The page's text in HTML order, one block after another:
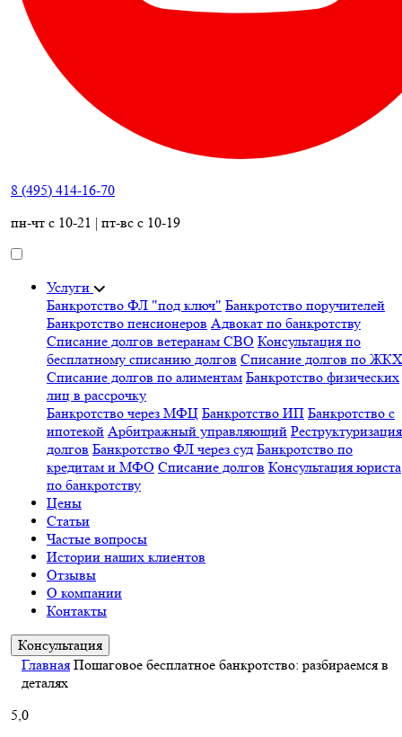
8 (495) 414-16-70
пн-чт с 10-21 | пт-вс с 10-19
Услуги
Банкротство ФЛ "под ключ" Банкротство поручителей
Банкротство пенсионеров Адвокат по банкротству
Списание долгов ветеранам СВО Консультация по
бесплатному списанию долгов Списание долгов по ЖКХ
Списание долгов по алиментам Банкротство физических
лиц в рассрочку
Банкротство через МФЦ Банкротство ИП Банкротство с
ипотекой Арбитражный управляющий Реструктуризация
долгов Банкротство ФЛ через суд Банкротство по
кредитам и МФО Списание долгов Консультация юриста
по банкротству
Цены
Статьи
Частые вопросы
Истории наших клиентов
Отзывы
О компании
Контакты
Консультация
Главная Пошаговое бесплатное банкротство: разбираемся в
деталях
5,0